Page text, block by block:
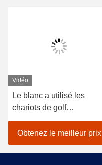
Vidéo
Le blanc a utilisé les
chariots de golf
électriques avec du CE
Trojan de batterie a
approuvé 4 Seater 275A
Obtenez le meilleur prix